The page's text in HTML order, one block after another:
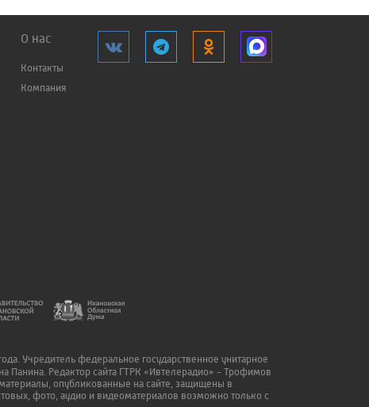
О нас
Контакты
Компания
Учредитель федеральное государственное унитарное
Панина. Редактор сайта ГТРК «Ивтелерадио» - Трофимов
опубликованные на сайте, защищены в
фото, аудио и видеоматериалов возможно только с